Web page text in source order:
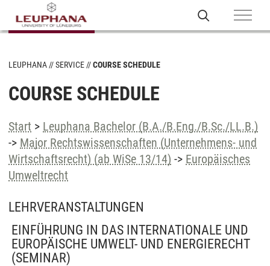
LEUPHANA SERVICE COURSE SCHEDULE
COURSE SCHEDULE
Start > Leuphana Bachelor (B.A./B.Eng./B.Sc./LL.B.)
-> Major Rechtswissenschaften (Unternehmens- und
Wirtschaftsrecht) (ab WiSe 13/14) -> Europäisches
Umweltrecht
LEHRVERANSTALTUNGEN
EINFÜHRUNG IN DAS INTERNATIONALE UND
EUROPÄISCHE UMWELT- UND ENERGIERECHT
(SEMINAR)